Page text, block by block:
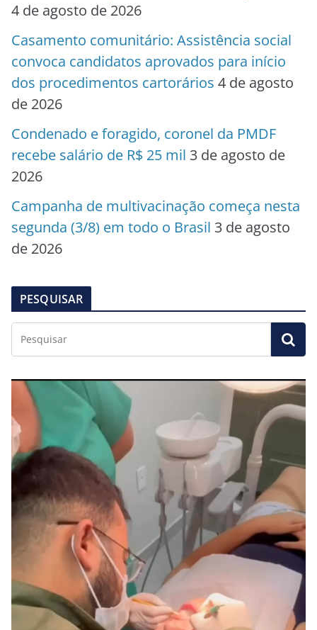
4 de agosto de 2026
Casamento comunitário: Assistência social
convoca candidatos aprovados para início
dos procedimentos cartorários 4 de agosto
de 2026
Condenado e foragido, coronel da PMDF
recebe salário de R$ 25 mil 3 de agosto de
2026
Campanha de multivacinação começa nesta
segunda (3/8) em todo o Brasil 3 de agosto
de 2026
PESQUISAR